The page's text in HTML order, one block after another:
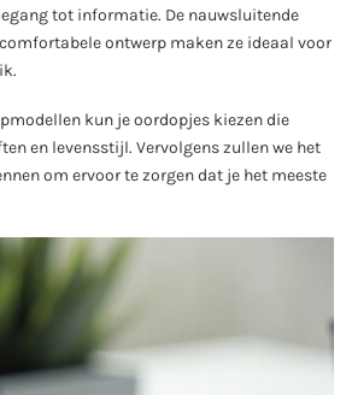
tot informatie. De nauwsluitende
ontwerp maken ze ideaal voor
kun je oordopjes kiezen die
en levensstijl. Vervolgens zullen we het
om ervoor te zorgen dat je het meeste